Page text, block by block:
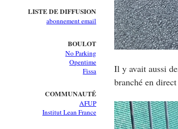
LISTE DE DIFFUSION
abonnement email
BOULOT
No Parking
Opentime
Fissa
COMMUNAUTÉ
AFUP
Institut Lean France
Il y avait aussi
branché en